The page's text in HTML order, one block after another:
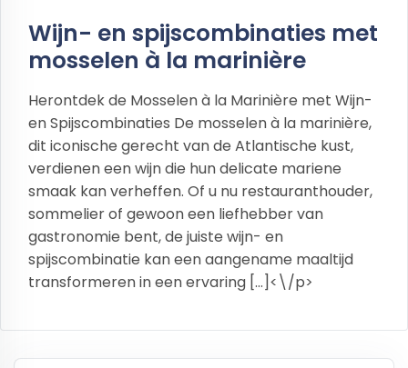
Wijn- en spijscombinaties met
mosselen à la marinière
Herontdek de Mosselen à la Marinière met Wijn-
en Spijscombinaties De mosselen à la marinière,
dit iconische gerecht van de Atlantische kust,
verdienen een wijn die hun delicate mariene
smaak kan verheffen. Of u nu restauranthouder,
sommelier of gewoon een liefhebber van
gastronomie bent, de juiste wijn- en
spijscombinatie kan een aangename maaltijd
transformeren in een ervaring […]<\/p>